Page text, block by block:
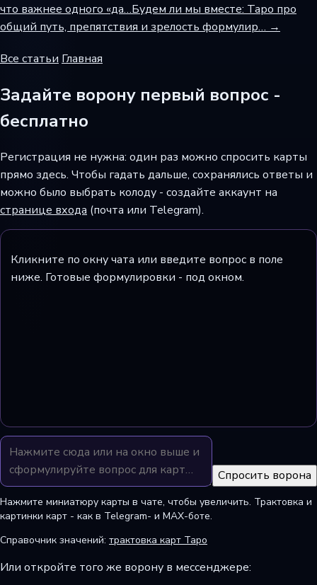
что важнее одного «да…Будем ли мы вместе: Таро про
общий путь, препятствия и зрелость формулир… →
Все статьи Главная
Задайте ворону первый вопрос -
бесплатно
Регистрация не нужна: один раз можно спросить карты
прямо здесь. Чтобы гадать дальше, сохранялись ответы и
можно было выбрать колоду - создайте аккаунт на
странице входа (почта или Telegram).
Кликните по окну чата или введите вопрос в поле
ниже. Готовые формулировки - под окном.
Спросить ворона
Нажмите миниатюру карты в чате, чтобы увеличить. Трактовка и
картинки карт - как в Telegram- и MAX-боте.
Справочник значений: трактовка карт Таро
Или откройте того же ворону в мессенджере: